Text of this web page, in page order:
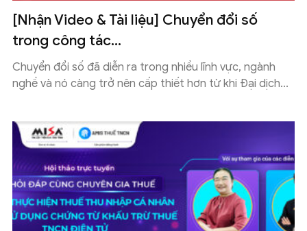
[Nhận Video & Tài liệu] Chuyển đổi số
trong công tác...
Chuyển đổi số đã diễn ra trong nhiều lĩnh vực, ngành
nghề và nó càng trở nên cấp thiết hơn từ khi Đại dịch...